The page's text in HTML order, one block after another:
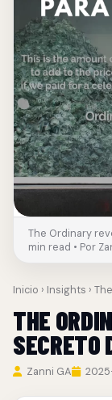
The Ordinary
min read • Por
Inicio › Insights ›
THE
SECRETO
Zanni GA